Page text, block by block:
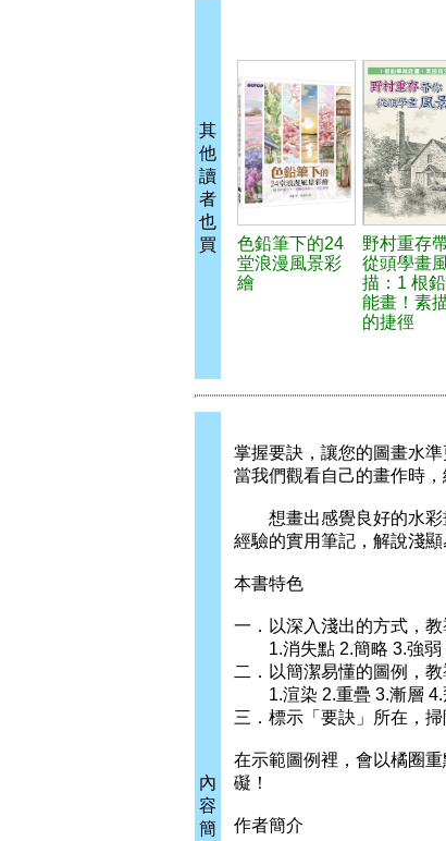
其
他
讀
者
也
買
色鉛筆下的24
堂浪漫風景彩
繪
野村重存
從頭學畫
描：1 根
能畫！素
的捷徑
內
容
簡
掌握要訣，讓您的圖畫水
當我們觀看自己的畫作時
想畫出感覺良好的水彩
經驗的實用筆記，解說淺
本書特色
一．以深入淺出的方式，
1.消失點 2.簡略 3.強弱
二．以簡潔易懂的圖例，
1.渲染 2.重疊 3.漸層 4.
三．標示「要訣」所在，掃
在示範圖例裡，會以橘圈
礙！
作者簡介